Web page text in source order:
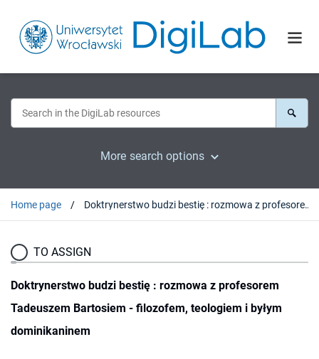
More search options
Home page Doktrynerstwo budzi bestię : rozmowa z profesorem Tadeuszem Bartosiem - filozofem, teologiem i byłym dominikaninem
TO ASSIGN
Doktrynerstwo budzi bestię : rozmowa z profesorem
Tadeuszem Bartosiem - filozofem, teologiem i byłym
dominikaninem